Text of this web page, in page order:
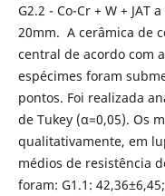
G2.2 - Co-Cr + W + JAT
20mm. A cerâmica de
central de acordo com
espécimes foram
pontos. Foi realizada
de Tukey (α=0,05). Os
qualitativamente, em
médios de resistência
foram: G1.1: